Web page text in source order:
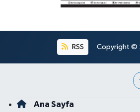
RSS Copyright ©
Ana Sayfa